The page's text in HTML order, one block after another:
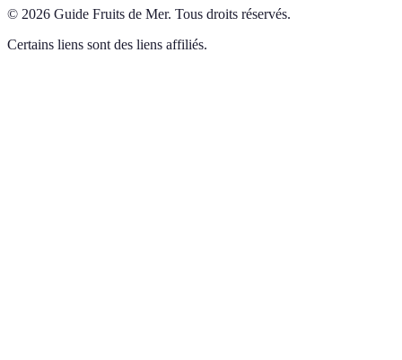
© 2026 Guide Fruits de Mer. Tous droits réservés.
Certains liens sont des liens affiliés.